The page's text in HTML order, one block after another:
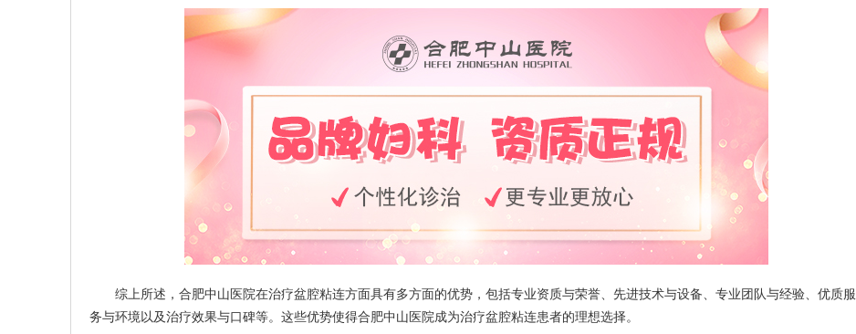
综上所述，合肥中山医院在治疗盆腔粘连方面具有多方面的优势，包括专业资质与荣誉、先进技术与设备、专业团队与经验、优质服
务与环境以及治疗效果与口碑等。这些优势使得合肥中山医院成为治疗盆腔粘连患者的理想选择。